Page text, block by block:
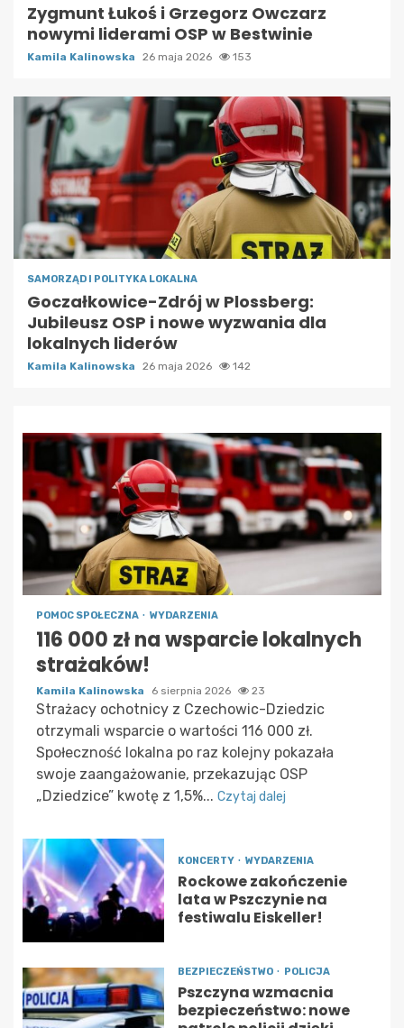
Zygmunt Łukoś i Grzegorz Owczarz
nowymi liderami OSP w Bestwinie
Kamila Kalinowska 26 maja 2026 153
SAMORZĄD I POLITYKA LOKALNA
Goczałkowice-Zdrój w Plossberg:
Jubileusz OSP i nowe wyzwania dla
lokalnych liderów
Kamila Kalinowska 26 maja 2026 142
POMOC SPOŁECZNA WYDARZENIA
116 000 zł na wsparcie lokalnych
strażaków!
Kamila Kalinowska 6 sierpnia 2026 23
Strażacy ochotnicy z Czechowic-Dziedzic
otrzymali wsparcie o wartości 116 000 zł.
Społeczność lokalna po raz kolejny pokazała
swoje zaangażowanie, przekazując OSP
„Dziedzice” kwotę z 1,5%... Czytaj dalej
KONCERTY WYDARZENIA
Rockowe zakończenie
lata w Pszczynie na
festiwalu Eiskeller!
BEZPIECZEŃSTWO POLICJA
Pszczyna wzmacnia
bezpieczeństwo: nowe